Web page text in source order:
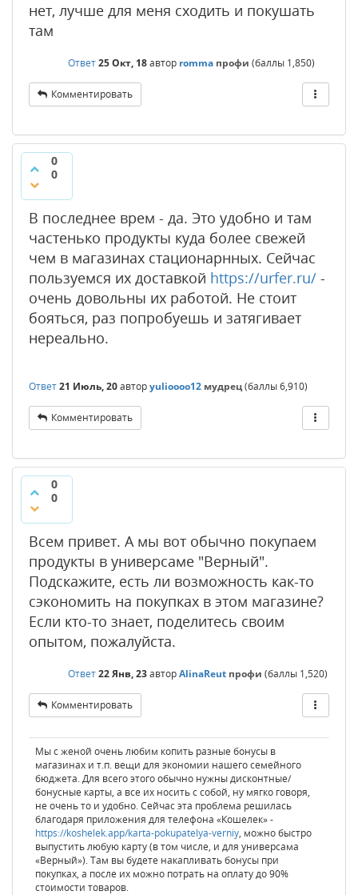
нет, лучше для меня сходить и покушать
там
Ответ25 Окт, 18автор romma профи (баллы 1,850)
Комментировать
0
0
В последнее врем - да. Это удобно и там
частенько продукты куда более свежей
чем в магазинах стационарнных. Сейчас
пользуемся их доставкой https://urfer.ru/ -
очень довольны их работой. Не стоит
бояться, раз попробуешь и затягивает
нереально.
Ответ21 Июль, 20авторyulioooo12 мудрец(баллы6,910)
Комментировать
0
0
Всем привет. А мы вот обычно покупаем
продукты в универсаме "Верный".
Подскажите, есть ли возможность как-то
сэкономить на покупках в этом магазине?
Если кто-то знает, поделитесь своим
опытом, пожалуйста.
Ответ22 Янв, 23авторAlinaReut профи (баллы 1,520)
Комментировать
Мы с женой очень любим копить разные бонусы в
магазинах и т.п. вещи для экономии нашего семейного
бюджета. Для всего этого обычно нужны дисконтные/
бонусные карты, а все их носить с собой, ну мягко говоря,
не очень то и удобно. Сейчас эта проблема решилась
благодаря приложения для телефона «Кошелек» -
https://koshelek.app/karta-pokupatelya-verniy, можно быстро
выпустить любую карту (в том числе, и для универсама
«Верный»). Там вы будете накапливать бонусы при
покупках, а после их можно потрать на оплату до 90%
стоимости товаров.